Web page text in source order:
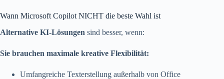
Wann Microsoft Copilot NICHT die beste Wahl ist
Alternative KI-Lösungen sind besser, wenn:
Sie brauchen maximale kreative Flexibilität:
Umfangreiche Texterstellung außerhalb von Office